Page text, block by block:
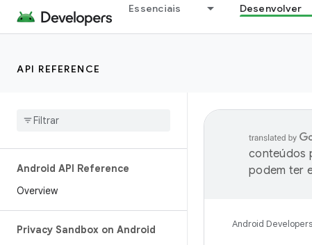
Essenciais Desenvolver
API REFERENCE
Android API Reference
Overview
Privacy Sandbox on Android
conteúdos
podem ter
Android Developers